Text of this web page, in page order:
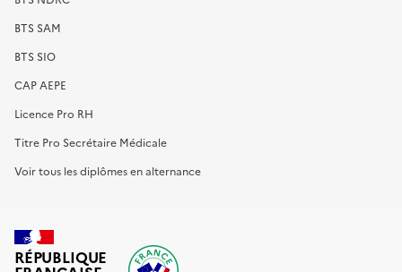
BTS SAM
BTS SIO
CAP AEPE
Licence Pro RH
Titre Pro Secrétaire Médicale
Voir tous les diplômes en alternance
RÉPUBLIQUE